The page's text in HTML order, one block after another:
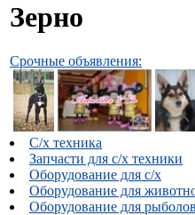
Зерно
Срочные объявления:
С/х техника
Запчасти для с/х техники
Оборудование для с/х
Оборудование для
Оборудование для